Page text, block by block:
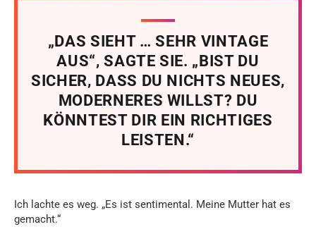
„DAS SIEHT … SEHR VINTAGE
AUS“, SAGTE SIE. „BIST DU
SICHER, DASS DU NICHTS NEUES,
MODERNERES WILLST? DU
KÖNNTEST DIR EIN RICHTIGES
LEISTEN.“
Ich lachte es weg. „Es ist sentimental. Meine Mutter hat es
gemacht.“